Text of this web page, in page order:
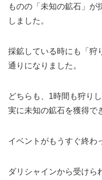
ものの「未知の鉱石」が
しました。
採鉱している時にも「
通りになりました。
どちらも、1時間も狩り
実に未知の鉱石を獲得で
イベントがもうすぐ終わ
ダリシャインから受けら